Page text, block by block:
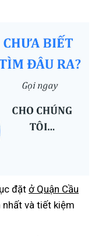
đặt ở Quận Cầu
nhất và tiết kiệm